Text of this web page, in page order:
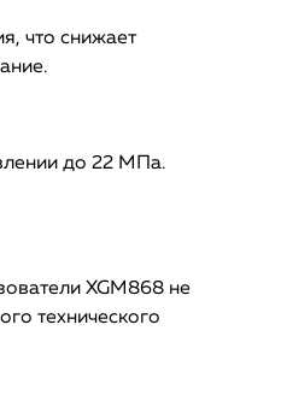
что снижает
до 22 МПа.
XGM868 не
технического